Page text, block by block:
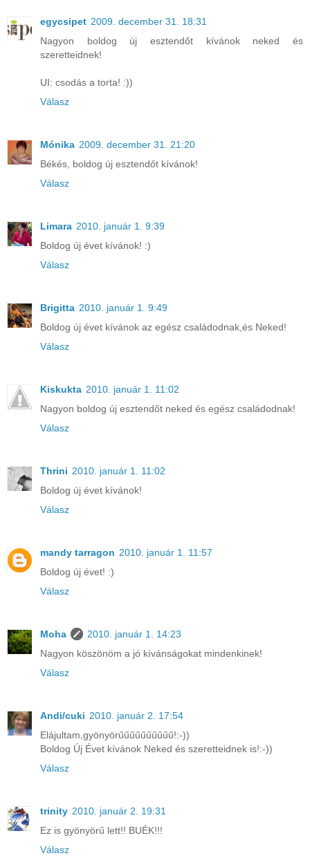
egycsipet 2009. december 31. 18:31
Nagyon boldog új esztendőt kívánok neked és
szeretteidnek!
UI: csodás a torta! :))
Válasz
Mónika 2009. december 31. 21:20
Békés, boldog új esztendőt kívánok!
Válasz
Limara 2010. január 1. 9:39
Boldog új évet kívánok! :)
Válasz
Brigitta 2010. január 1. 9:49
Boldog új évet kívánok az egész családodnak,és Neked!
Válasz
Kiskukta 2010. január 1. 11:02
Nagyon boldog új esztendőt neked és egész családodnak!
Válasz
Thrini 2010. január 1. 11:02
Boldog új évet kívánok!
Válasz
mandy tarragon 2010. január 1. 11:57
Boldog új évet! :)
Válasz
Moha
2010. január 1. 14:23
Nagyon köszönöm a jó kívánságokat mindenkinek!
Válasz
Andi/cuki 2010. január 2. 17:54
Elájultam,gyönyörűűűűűűűűűű!:-))
Boldog Új Évet kívánok Neked és szeretteidnek is!:-))
Válasz
trinity 2010. január 2. 19:31
Ez is gyönyörű lett!! BUÉK!!!
Válasz